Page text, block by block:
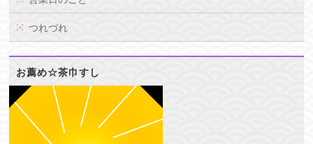
つれづれ
お薦め☆茶巾すし